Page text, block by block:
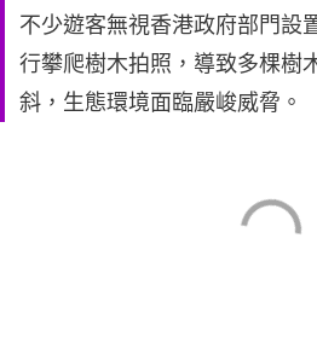
不少遊客無視香港政府部門設
行攀爬樹木拍照，導致多棵樹
斜，生態環境面臨嚴峻威脅。